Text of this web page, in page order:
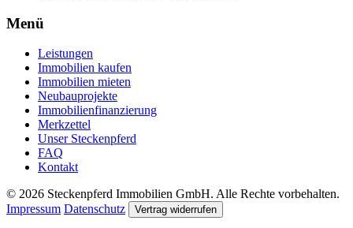
Menü
Leistungen
Immobilien kaufen
Immobilien mieten
Neubauprojekte
Immobilienfinanzierung
Merkzettel
Unser Steckenpferd
FAQ
Kontakt
© 2026 Steckenpferd Immobilien GmbH. Alle Rechte vorbehalten.
Impressum Datenschutz Vertrag widerrufen